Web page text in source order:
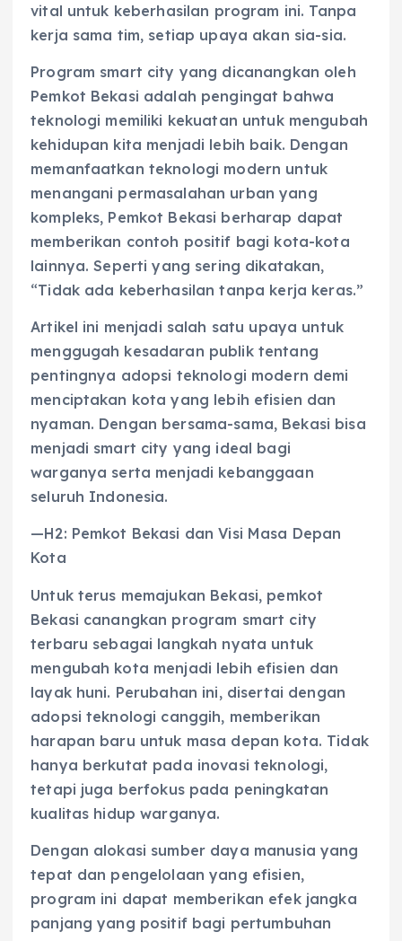
vital untuk keberhasilan program ini. Tanpa
kerja sama tim, setiap upaya akan sia-sia.
Program smart city yang dicanangkan oleh
Pemkot Bekasi adalah pengingat bahwa
teknologi memiliki kekuatan untuk mengubah
kehidupan kita menjadi lebih baik. Dengan
memanfaatkan teknologi modern untuk
menangani permasalahan urban yang
kompleks, Pemkot Bekasi berharap dapat
memberikan contoh positif bagi kota-kota
lainnya. Seperti yang sering dikatakan,
“Tidak ada keberhasilan tanpa kerja keras.”
Artikel ini menjadi salah satu upaya untuk
menggugah kesadaran publik tentang
pentingnya adopsi teknologi modern demi
menciptakan kota yang lebih efisien dan
nyaman. Dengan bersama-sama, Bekasi bisa
menjadi smart city yang ideal bagi
warganya serta menjadi kebanggaan
seluruh Indonesia.
—H2: Pemkot Bekasi dan Visi Masa Depan
Kota
Untuk terus memajukan Bekasi, pemkot
Bekasi canangkan program smart city
terbaru sebagai langkah nyata untuk
mengubah kota menjadi lebih efisien dan
layak huni. Perubahan ini, disertai dengan
adopsi teknologi canggih, memberikan
harapan baru untuk masa depan kota. Tidak
hanya berkutat pada inovasi teknologi,
tetapi juga berfokus pada peningkatan
kualitas hidup warganya.
Dengan alokasi sumber daya manusia yang
tepat dan pengelolaan yang efisien,
program ini dapat memberikan efek jangka
panjang yang positif bagi pertumbuhan